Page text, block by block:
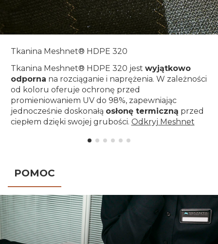
Tkanina Meshnet® HDPE 320
Tkanina Meshnet® HDPE 320 jest wyjątkowo
odporna na rozciąganie i naprężenia. W zależności
od koloru oferuje ochronę przed
promieniowaniem UV do 98%, zapewniając
jednocześnie doskonałą osłonę termiczną przed
ciepłem dzięki swojej grubości. Odkryj Meshnet
POMOC